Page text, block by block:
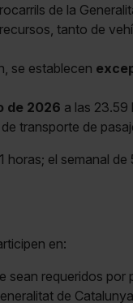
de la
tanto de
se establecen
de 2026 a las 23.59
transporte de
horas; el semanal
en:
sean requeridos por
de